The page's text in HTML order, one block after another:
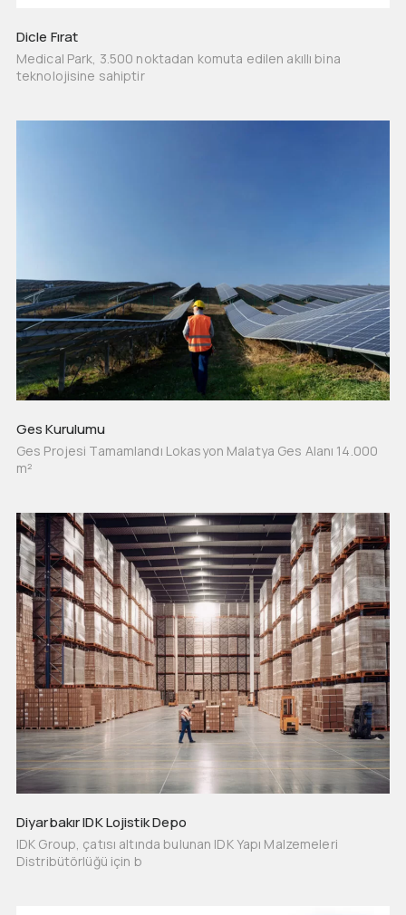
Dicle Fırat
Medical Park, 3.500 noktadan komuta edilen akıllı bina
teknolojisine sahiptir
Ges Kurulumu
Ges Projesi Tamamlandı Lokasyon Malatya Ges Alanı 14.000
m²
Diyarbakır IDK Lojistik Depo
IDK Group, çatısı altında bulunan IDK Yapı Malzemeleri
Distribütörlüğü için b